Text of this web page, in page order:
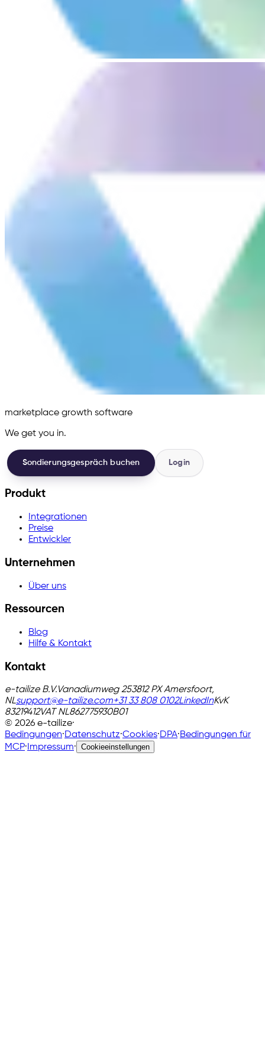
marketplace growth software
We get you in.
Sondierungsgespräch buchen Login
Produkt
Integrationen
Preise
Entwickler
Unternehmen
Über uns
Ressourcen
Blog
Hilfe & Kontakt
Kontakt
e-tailize B.V.Vanadiumweg 253812 PX Amersfoort,
NLsupport@e-tailize.com+31 33 808 0102LinkedInKvK
83219412VAT NL862775930B01
© 2026 e-tailize·
Bedingungen·Datenschutz·Cookies·DPA·Bedingungen für
MCP·Impressum· Cookieeinstellungen